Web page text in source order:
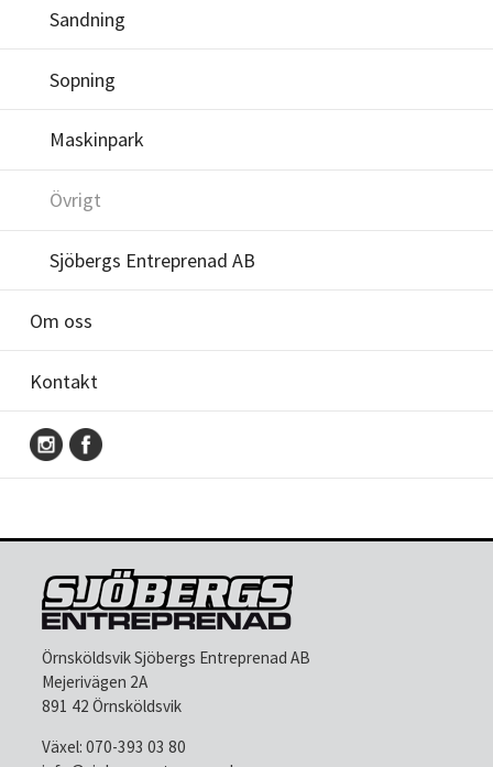
Sandning
Sopning
Maskinpark
Övrigt
Sjöbergs Entreprenad AB
Om oss
Kontakt
Örnsköldsvik Sjöbergs Entreprenad AB
Mejerivägen 2A
891 42 Örnsköldsvik
Växel: 070-393 03 80